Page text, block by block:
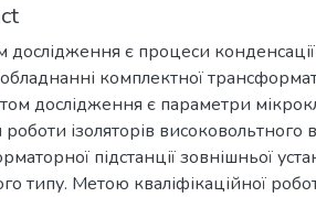
дослідження є процеси
комплектної
дослідження є параметри
ізоляторів високовольтного
підстанції зовнішньої
типу. Метою кваліфікаційної